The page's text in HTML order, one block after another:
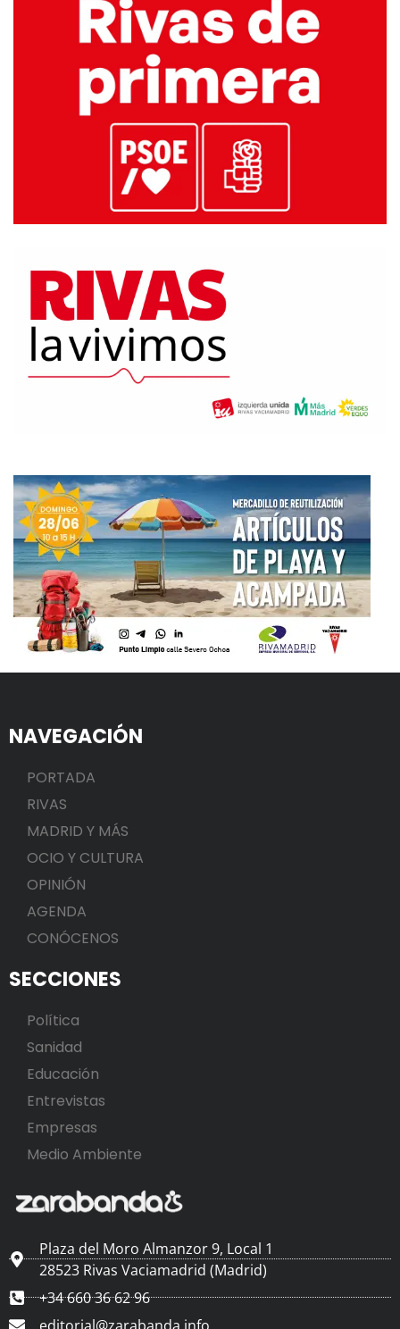
NAVEGACIÓN
PORTADA
RIVAS
MADRID Y MÁS
OCIO Y CULTURA
OPINIÓN
AGENDA
CONÓCENOS
SECCIONES
Política
Sanidad
Educación
Entrevistas
Empresas
Medio Ambiente
Plaza del Moro Almanzor 9, Local 1
28523 Rivas Vaciamadrid (Madrid)
+34 660 36 62 96